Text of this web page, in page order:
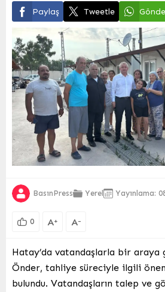
Paylaş Tweetle
BasınPress Yerel Yayınlama:
0 A+ A-
Hatay’da vatandaşlarla bir araya
Önder, tahliye süreciyle ilgili
bulundu. Vatandaşların talep ve